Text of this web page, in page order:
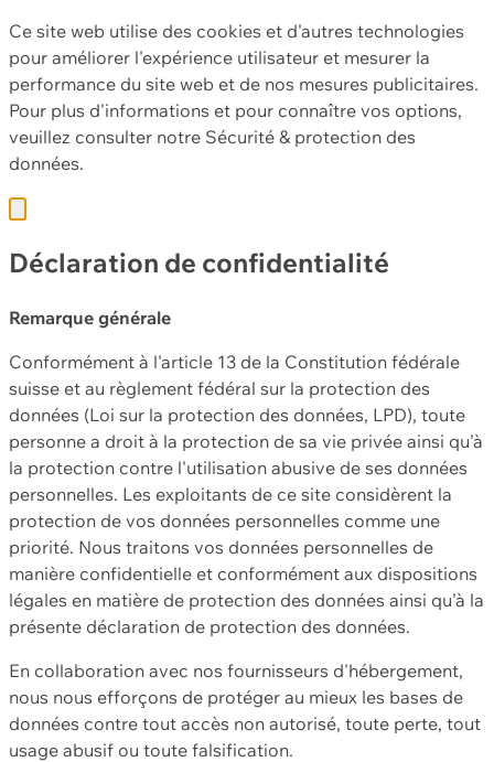
Ce site web utilise des cookies et d'autres technologies
pour améliorer l'expérience utilisateur et mesurer la
performance du site web et de nos mesures publicitaires.
Pour plus d'informations et pour connaître vos options,
veuillez consulter notre Sécurité & protection des
données.
Déclaration de confidentialité
Remarque générale
Conformément à l'article 13 de la Constitution fédérale
suisse et au règlement fédéral sur la protection des
données (Loi sur la protection des données, LPD), toute
personne a droit à la protection de sa vie privée ainsi qu'à
la protection contre l'utilisation abusive de ses données
personnelles. Les exploitants de ce site considèrent la
protection de vos données personnelles comme une
priorité. Nous traitons vos données personnelles de
manière confidentielle et conformément aux dispositions
légales en matière de protection des données ainsi qu'à la
présente déclaration de protection des données.
En collaboration avec nos fournisseurs d'hébergement,
nous nous efforçons de protéger au mieux les bases de
données contre tout accès non autorisé, toute perte, tout
usage abusif ou toute falsification.